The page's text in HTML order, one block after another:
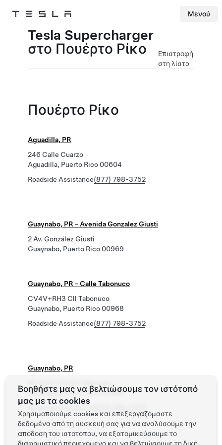
Tesla Μενού
Tesla Supercharger
στο Πουέρτο Ρίκο
Επιστροφή
στη λίστα
Πουέρτο Ρίκο
Aguadilla, PR
246 Calle Cuarzo
Aguadilla, Puerto Rico 00604
Roadside Assistance(877) 798-3752
Guaynabo, PR - Avenida Gonzalez Giusti
2 Av. González Giusti
Guaynabo, Puerto Rico 00969
Guaynabo, PR - Calle Tabonuco
CV4V+RH3 Cll Tabonuco
Guaynabo, Puerto Rico 00968
Roadside Assistance(877) 798-3752
Guaynabo, PR
Guaynabo, Puerto Rico 00968
Roadside Assistance
Βοηθήστε μας να βελτιώσουμε τον ιστότοπό
μας με τα cookies
Χρησιμοποιούμε cookies και επεξεργαζόμαστε
δεδομένα από τη συσκευή σας για να αναλύσουμε την
απόδοση του ιστοτόπου, να εξατομικεύσουμε το